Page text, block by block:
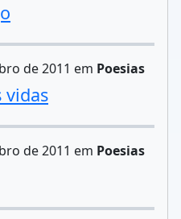
de 2011 em Poesias
vidas
de 2011 em Poesias